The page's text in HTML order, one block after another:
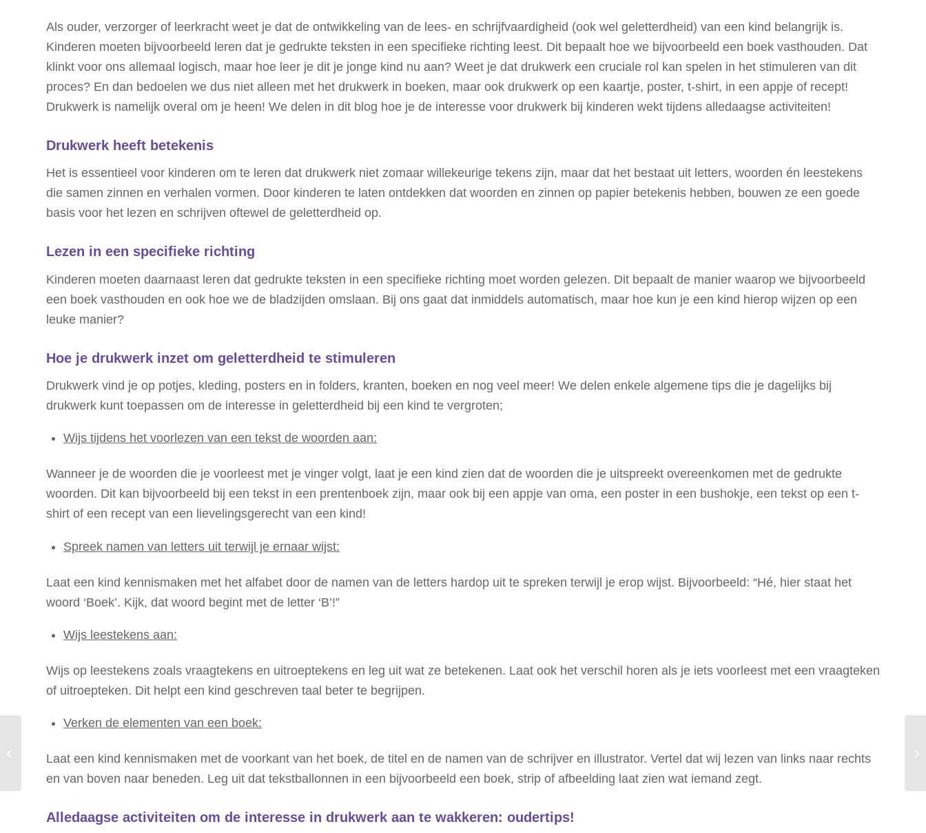
Als ouder, verzorger of leerkracht weet je dat de ontwikkeling van de lees- en schrijfvaardigheid (ook wel geletterdheid) van een kind belangrijk is.
Kinderen moeten bijvoorbeeld leren dat je gedrukte teksten in een specifieke richting leest. Dit bepaalt hoe we bijvoorbeeld een boek vasthouden. Dat
klinkt voor ons allemaal logisch, maar hoe leer je dit je jonge kind nu aan? Weet je dat drukwerk een cruciale rol kan spelen in het stimuleren van dit
proces? En dan bedoelen we dus niet alleen met het drukwerk in boeken, maar ook drukwerk op een kaartje, poster, t-shirt, in een appje of recept!
Drukwerk is namelijk overal om je heen! We delen in dit blog hoe je de interesse voor drukwerk bij kinderen wekt tijdens alledaagse activiteiten!
Drukwerk heeft betekenis
Het is essentieel voor kinderen om te leren dat drukwerk niet zomaar willekeurige tekens zijn, maar dat het bestaat uit letters, woorden én leestekens
die samen zinnen en verhalen vormen. Door kinderen te laten ontdekken dat woorden en zinnen op papier betekenis hebben, bouwen ze een goede
basis voor het lezen en schrijven oftewel de geletterdheid op.
Lezen in een specifieke richting
Kinderen moeten daarnaast leren dat gedrukte teksten in een specifieke richting moet worden gelezen. Dit bepaalt de manier waarop we bijvoorbeeld
een boek vasthouden en ook hoe we de bladzijden omslaan. Bij ons gaat dat inmiddels automatisch, maar hoe kun je een kind hierop wijzen op een
leuke manier?
Hoe je drukwerk inzet om geletterdheid te stimuleren
Drukwerk vind je op potjes, kleding, posters en in folders, kranten, boeken en nog veel meer! We delen enkele algemene tips die je dagelijks bij
drukwerk kunt toepassen om de interesse in geletterdheid bij een kind te vergroten;
Wijs tijdens het voorlezen van een tekst de woorden aan:
Wanneer je de woorden die je voorleest met je vinger volgt, laat je een kind zien dat de woorden die je uitspreekt overeenkomen met de gedrukte
woorden. Dit kan bijvoorbeeld bij een tekst in een prentenboek zijn, maar ook bij een appje van oma, een poster in een bushokje, een tekst op een t-
shirt of een recept van een lievelingsgerecht van een kind!
Spreek namen van letters uit terwijl je ernaar wijst:
Laat een kind kennismaken met het alfabet door de namen van de letters hardop uit te spreken terwijl je erop wijst. Bijvoorbeeld: “Hé, hier staat het
woord ‘Boek’. Kijk, dat woord begint met de letter ‘B’!”
Wijs leestekens aan:
Wijs op leestekens zoals vraagtekens en uitroeptekens en leg uit wat ze betekenen. Laat ook het verschil horen als je iets voorleest met een vraagteken
of uitroepteken. Dit helpt een kind geschreven taal beter te begrijpen.
Verken de elementen van een boek:
Laat een kind kennismaken met de voorkant van het boek, de titel en de namen van de schrijver en illustrator. Vertel dat wij lezen van links naar rechts
en van boven naar beneden. Leg uit dat tekstballonnen in een bijvoorbeeld een boek, strip of afbeelding laat zien wat iemand zegt.
Alledaagse activiteiten om de interesse in drukwerk aan te wakkeren: oudertips!
Nieuwsbrief maart 2024